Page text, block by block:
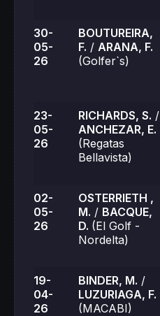
30-
05-
26
BOUTUREIRA,
F. / ARANA, F.
(Golfer`s)
23-
05-
26
RICHARDS, S. /
ANCHEZAR, E.
(Regatas
Bellavista)
02-
05-
26
OSTERRIETH ,
M. / BACQUE,
D. (El Golf -
Nordelta)
19-
04-
26
BINDER, M. /
LUZURIAGA, F.
(MACABI)